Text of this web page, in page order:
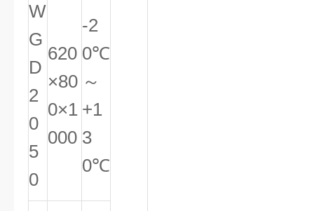
W
G
D
2
0
5
0
620
×80
0×1
000
-2
0℃
～
+1
3
0℃